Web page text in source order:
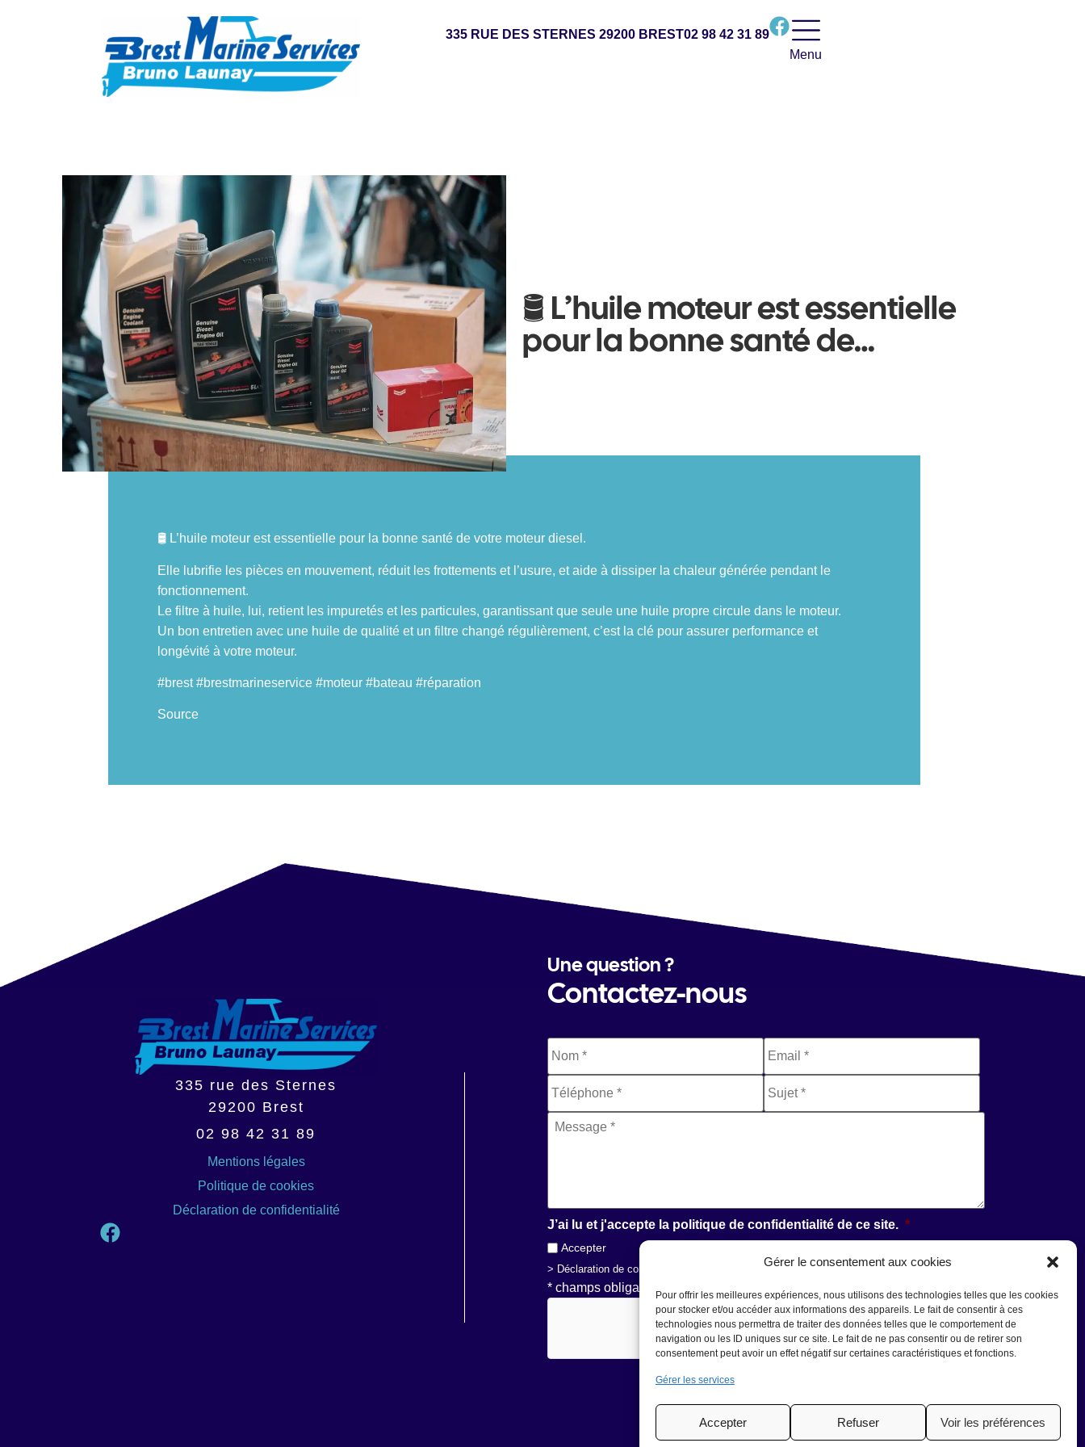
Gérer le consentement aux cookies
Pour offrir les meilleures expériences, nous utilisons des technologies telles que les cookies
pour stocker et/ou accéder aux informations des appareils. Le fait de consentir à ces
technologies nous permettra de traiter des données telles que le comportement de
navigation ou les ID uniques sur ce site. Le fait de ne pas consentir ou de retirer son
consentement peut avoir un effet négatif sur certaines caractéristiques et fonctions.
Gérer les services
Accepter Refuser Voir les préférences
335 RUE DES STERNES 29200 BREST02 98 42 31 89
Menu
🛢️ L’huile moteur est essentielle
pour la bonne santé de…
🛢️ L’huile moteur est essentielle pour la bonne santé de votre moteur diesel.
Elle lubrifie les pièces en mouvement, réduit les frottements et l’usure, et aide à dissiper la chaleur générée pendant le
fonctionnement.
Le filtre à huile, lui, retient les impuretés et les particules, garantissant que seule une huile propre circule dans le moteur.
Un bon entretien avec une huile de qualité et un filtre changé régulièrement, c’est la clé pour assurer performance et
longévité à votre moteur.
#brest #brestmarineservice #moteur #bateau #réparation
Source
335 rue des Sternes
29200 Brest
02 98 42 31 89
Mentions légales
Politique de cookies
Déclaration de confidentialité
Une question ?
Contactez-nous
mail *
Message *
J’ai lu et j'accepte la politique de confidentialité de ce site. *
Accepter
> Déclaration de confidentialité
* champs obligatoires